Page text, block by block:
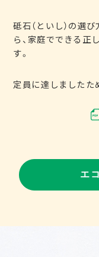
砥石（といし）の選
ら、家庭でできる正
す。
定員に達しましたた
エ